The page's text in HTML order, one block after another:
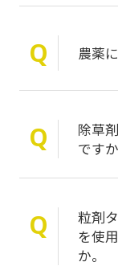
Q 農薬
Q
除草
ですか
Q
粒剤
を使
か。